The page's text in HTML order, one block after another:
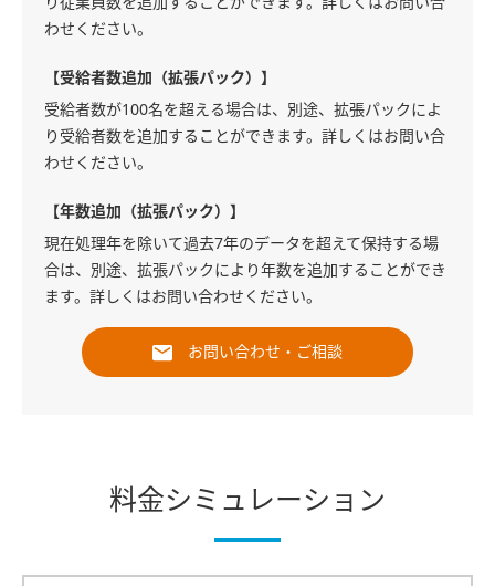
わせください。
【受給者数追加（拡張パック）】
受給者数が100名を超える場合は、別途、拡張パックによ
り受給者数を追加することができます。詳しくはお問い合
わせください。
【年数追加（拡張パック）】
現在処理年を除いて過去7年のデータを超えて保持する場
合は、別途、拡張パックにより年数を追加することができ
ます。詳しくはお問い合わせください。
お問い合わせ・ご相談
料金シミュレーション